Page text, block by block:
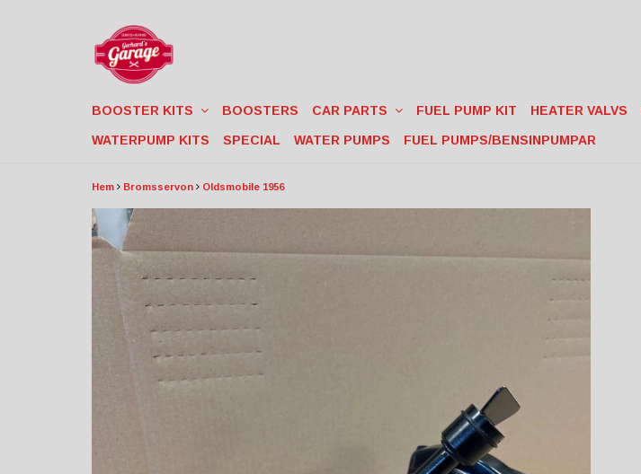
Hem Bromsservon Oldsmobile 1956
BOOSTER KITS BOOSTERS CAR PARTS FUEL PUMP KIT HEATER VALVS
WATERPUMP KITS SPECIAL WATER PUMPS FUEL PUMPS/BENSINPUMPAR